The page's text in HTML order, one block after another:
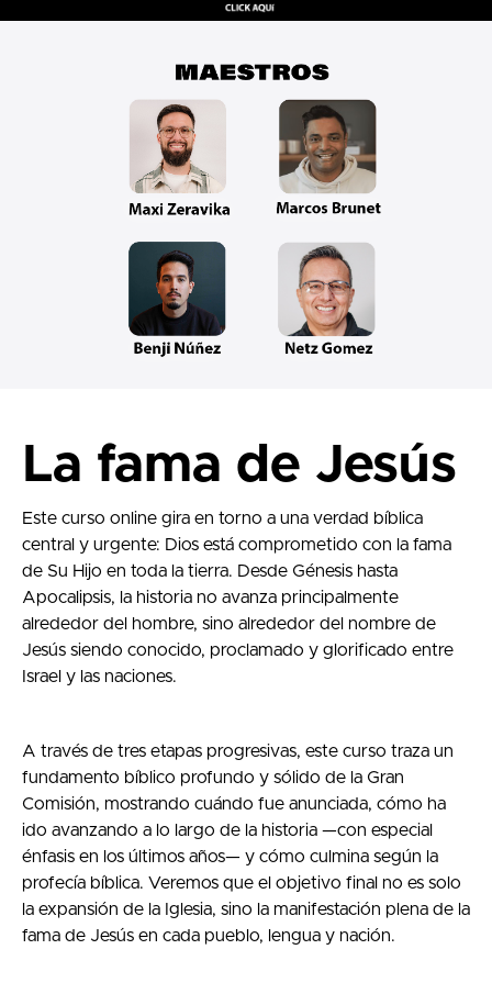
La fama de Jesús
Este curso online gira en torno a una verdad bíblica
central y urgente: Dios está comprometido con la fama
de Su Hijo en toda la tierra. Desde Génesis hasta
Apocalipsis, la historia no avanza principalmente
alrededor del hombre, sino alrededor del nombre de
Jesús siendo conocido, proclamado y glorificado entre
Israel y las naciones.
A través de tres etapas progresivas, este curso traza un
fundamento bíblico profundo y sólido de la Gran
Comisión, mostrando cuándo fue anunciada, cómo ha
ido avanzando a lo largo de la historia —con especial
énfasis en los últimos años— y cómo culmina según la
profecía bíblica. Veremos que el objetivo final no es solo
la expansión de la Iglesia, sino la manifestación plena de la
fama de Jesús en cada pueblo, lengua y nación.